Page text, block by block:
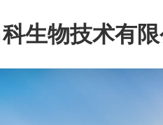
生物技术有